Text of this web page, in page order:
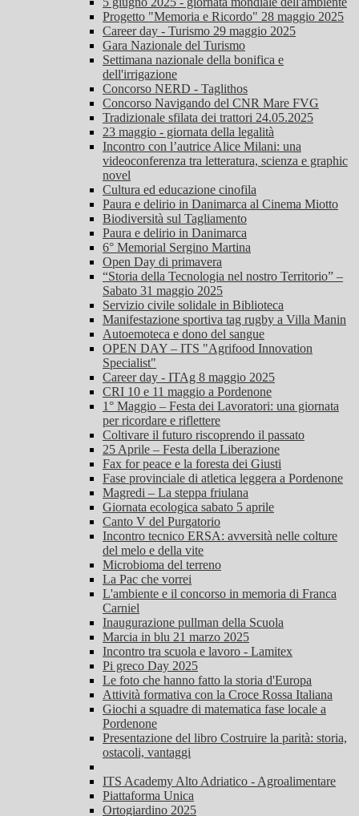
Progetto "Memoria e Ricordo" 28 maggio 2025
Career day - Turismo 29 maggio 2025
Gara Nazionale del Turismo
Settimana nazionale della bonifica e
dell'irrigazione
Concorso NERD - Taglithos
Concorso Navigando del CNR Mare FVG
Tradizionale sfilata dei trattori 24.05.2025
23 maggio - giornata della legalità
Incontro con l’autrice Alice Milani: una
videoconferenza tra letteratura, scienza e graphic
novel
Cultura ed educazione cinofila
Paura e delirio in Danimarca al Cinema Miotto
Biodiversità sul Tagliamento
Paura e delirio in Danimarca
6° Memorial Sergino Martina
Open Day di primavera
“Storia della Tecnologia nel nostro Territorio” –
Sabato 31 maggio 2025
Servizio civile solidale in Biblioteca
Manifestazione sportiva tag rugby a Villa Manin
Autoemoteca e dono del sangue
OPEN DAY – ITS "Agrifood Innovation
Specialist"
Career day - ITAg 8 maggio 2025
CRI 10 e 11 maggio a Pordenone
1° Maggio – Festa dei Lavoratori: una giornata
per ricordare e riflettere
Coltivare il futuro riscoprendo il passato
25 Aprile – Festa della Liberazione
Fax for peace e la foresta dei Giusti
Fase provinciale di atletica leggera a Pordenone
Magredi – La steppa friulana
Giornata ecologica sabato 5 aprile
Canto V del Purgatorio
Incontro tecnico ERSA: avversità nelle colture
del melo e della vite
Microbioma del terreno
La Pac che vorrei
L'ambiente e il concorso in memoria di Franca
Carniel
Inaugurazione pullman della Scuola
Marcia in blu 21 marzo 2025
Incontro tra scuola e lavoro - Lamitex
Pi greco Day 2025
Le foto che hanno fatto la storia d'Europa
Attività formativa con la Croce Rossa Italiana
Giochi a squadre di matematica fase locale a
Pordenone
Presentazione del libro Costruire la parità: storia,
ostacoli, vantaggi
ITS Academy Alto Adriatico - Agroalimentare
Piattaforma Unica
Ortogiardino 2025